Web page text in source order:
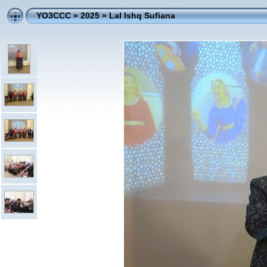
YO3CCC»2025»Lal Ishq Sufiana